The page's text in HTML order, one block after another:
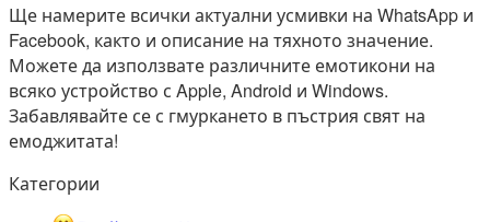
Ще намерите всички актуални усмивки на WhatsApp и
Facebook, както и описание на тяхното значение.
Можете да използвате различните емотикони на
всяко устройство с Apple, Android и Windows.
Забавлявайте се с гмуркането в пъстрия свят на
емоджитата!
Категории